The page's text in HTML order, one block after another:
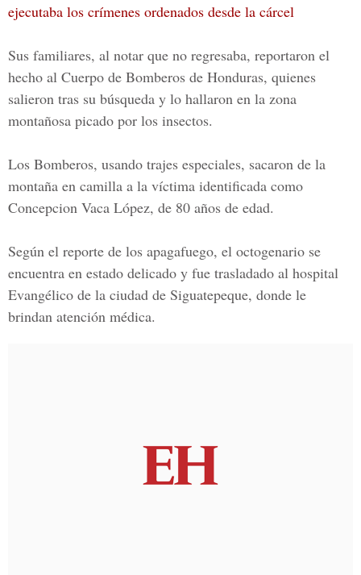
ejecutaba los crímenes ordenados desde la cárcel
Sus familiares, al notar que no regresaba, reportaron el
hecho al Cuerpo de Bomberos de Honduras, quienes
salieron tras su búsqueda y lo hallaron en la zona
montañosa picado por los insectos.
Los Bomberos, usando trajes especiales, sacaron de la
montaña en camilla a la víctima identificada como
Concepcion Vaca López, de 80 años de edad.
Según el reporte de los apagafuego, el octogenario se
encuentra en estado delicado y fue trasladado al hospital
Evangélico de la ciudad de Siguatepeque, donde le
brindan atención médica.